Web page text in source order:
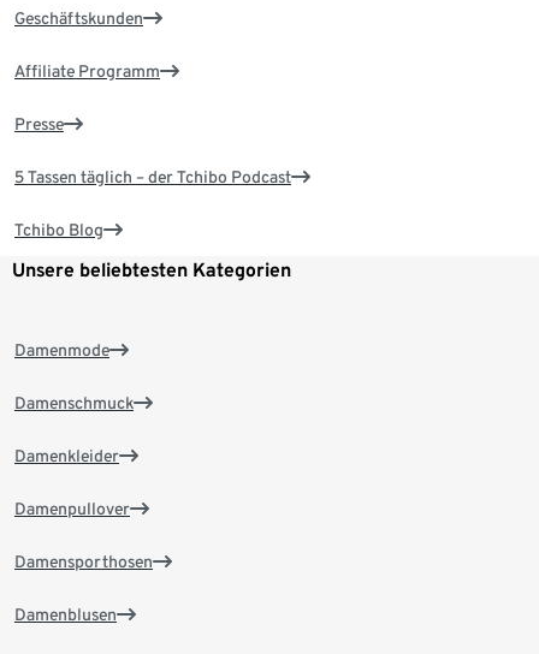
Geschäftskunden
Affiliate Programm
Presse
5 Tassen täglich – der Tchibo Podcast
Tchibo Blog
Unsere beliebtesten Kategorien
Damenmode
Damenschmuck
Damenkleider
Damenpullover
Damensporthosen
Damenblusen